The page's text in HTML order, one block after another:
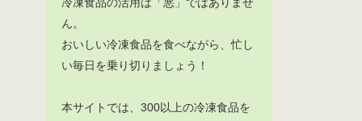
ん。
おいしい冷凍食品を食べながら、忙し
い毎日を乗り切りましょう！
本サイトでは、300以上の冷凍食品を